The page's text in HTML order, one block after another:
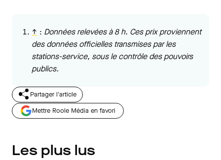
↑ : Données relevées à 8 h. Ces prix proviennent
des données officielles transmises par les
stations-service, sous le contrôle des pouvoirs
publics.
Partager l'article
Mettre Roole Média en favori
Les plus lus